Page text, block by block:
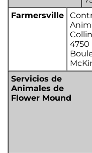
Farmersville
Collin
Servicios de
Animales de
Flower Mound